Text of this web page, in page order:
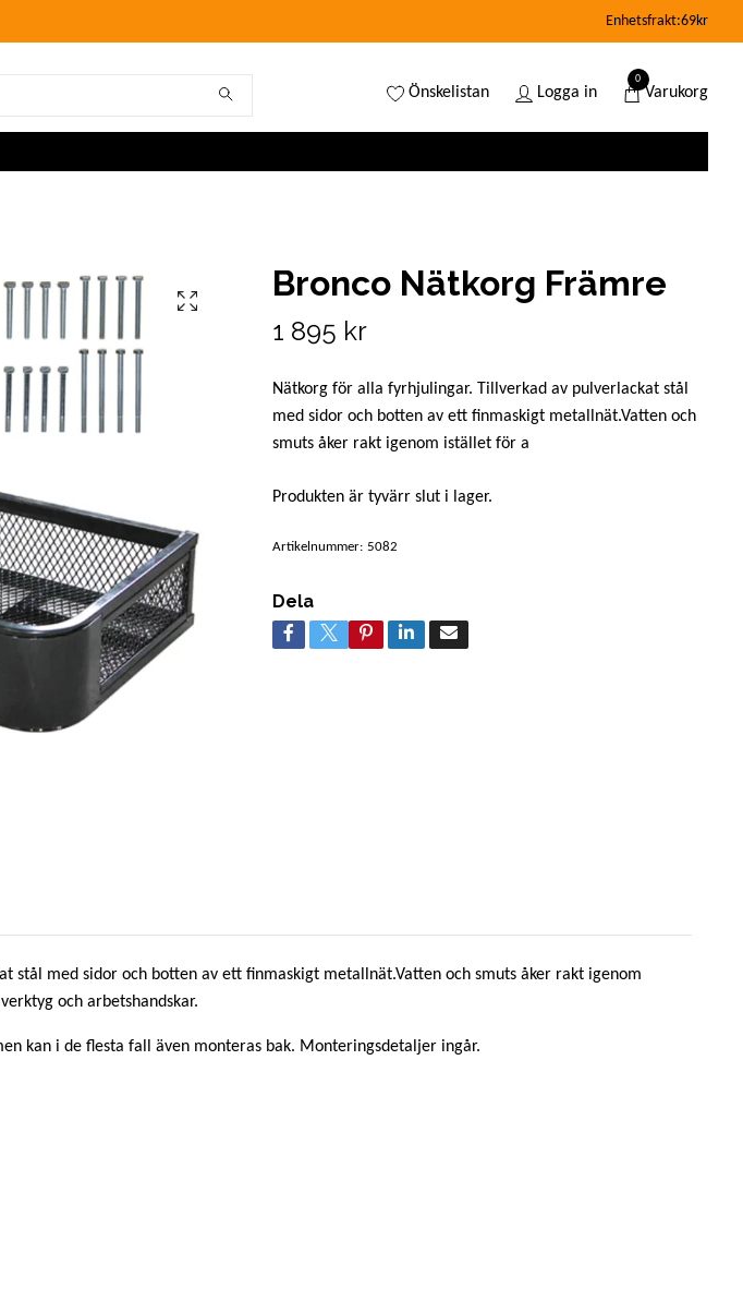
Enhetsfrakt:69kr
Önskelistan Logga in
0
Varukorg
Bronco Nätkorg Främre
1 895 kr
Nätkorg för alla fyrhjulingar. Tillverkad av pulverlackat stål
med sidor och botten av ett finmaskigt metallnät.Vatten och
smuts åker rakt igenom istället för a
Produkten är tyvärr slut i lager.
Artikelnummer: 5082
Dela
stål med sidor och botten av ett finmaskigt metallnät.Vatten och smuts åker rakt igenom
och arbetshandskar.
kan i de flesta fall även monteras bak. Monteringsdetaljer ingår.